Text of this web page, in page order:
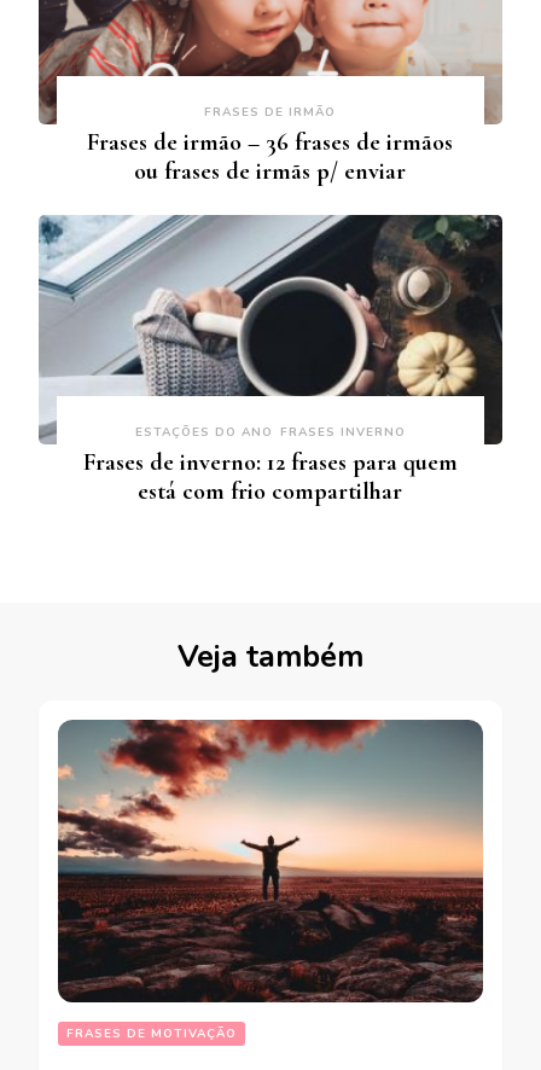
FRASES DE IRMÃO
Frases de irmão – 36 frases de irmãos
ou frases de irmãs p/ enviar
ESTAÇÕES DO ANO FRASES INVERNO
Frases de inverno: 12 frases para quem
está com frio compartilhar
Veja também
FRASES DE MOTIVAÇÃO